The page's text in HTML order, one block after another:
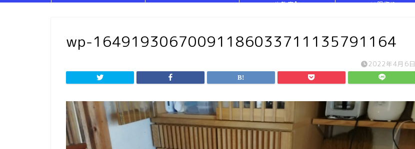
や教室】
い服作り
wp-16491930670091186033711135791164
2022年4月6日